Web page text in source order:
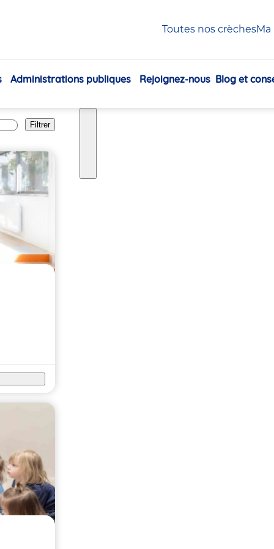
Toutes nos crèches
Navigation
Administrations publiques Rejoignez-nous Blog et
Filtrer